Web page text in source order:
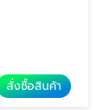
สั่งซื้อสินค้า